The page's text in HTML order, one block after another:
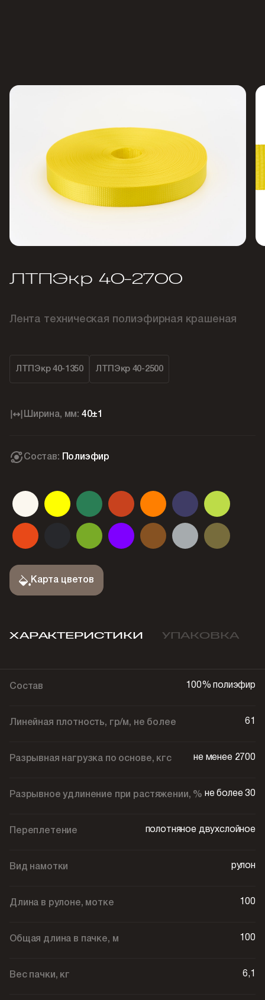
ЛТПЭкр 40-2700
Лента техническая полиэфирная крашеная
ЛТПЭкр 40-1350 ЛТПЭкр 40-2500
Ширина, мм: 40±1
Состав: Полиэфир
Карта цветов
ХАРАКТЕРИСТИКИ УПАКОВКА
Состав 100% полиэфир
Линейная плотность, гр/м, не более 61
Разрывная нагрузка по основе, кгс не менее 2700
Разрывное удлинение при растяжении, % не более 30
Переплетение полотняное двухслойное
Вид намотки рулон
Длина в рулоне, мотке 100
Общая длина в пачке, м 100
Вес пачки, кг 6,1